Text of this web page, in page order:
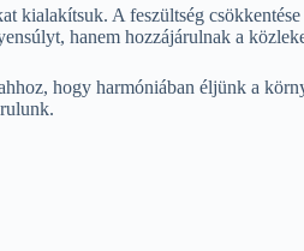
A feszültség
hanem hozzájárulnak a
hogy harmóniában éljünk a